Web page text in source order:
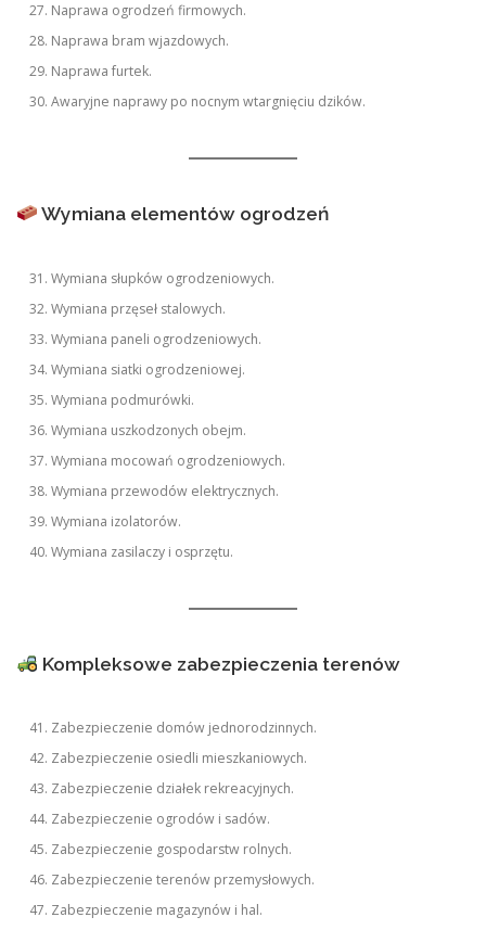
Naprawa ogrodzeń firmowych.
Naprawa bram wjazdowych.
Naprawa furtek.
Awaryjne naprawy po nocnym wtargnięciu dzików.
Wymiana elementów ogrodzeń
Wymiana słupków ogrodzeniowych.
Wymiana przęseł stalowych.
Wymiana paneli ogrodzeniowych.
Wymiana siatki ogrodzeniowej.
Wymiana podmurówki.
Wymiana uszkodzonych obejm.
Wymiana mocowań ogrodzeniowych.
Wymiana przewodów elektrycznych.
Wymiana izolatorów.
Wymiana zasilaczy i osprzętu.
Kompleksowe zabezpieczenia terenów
Zabezpieczenie domów jednorodzinnych.
Zabezpieczenie osiedli mieszkaniowych.
Zabezpieczenie działek rekreacyjnych.
Zabezpieczenie ogrodów i sadów.
Zabezpieczenie gospodarstw rolnych.
Zabezpieczenie terenów przemysłowych.
Zabezpieczenie magazynów i hal.